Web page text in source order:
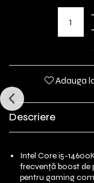
Adauga
Descriere
Intel Core i5-
frecvență boost de
pentru gaming